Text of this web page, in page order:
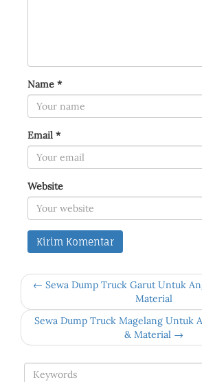
Name *
Email *
Website
← Sewa Dump Truck Garut Untuk
Material
Sewa Dump Truck Magelang Untuk
& Material →